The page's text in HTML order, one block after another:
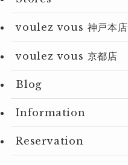
voulez vous 神戸本店
voulez vous 京都店
Blog
Information
Reservation